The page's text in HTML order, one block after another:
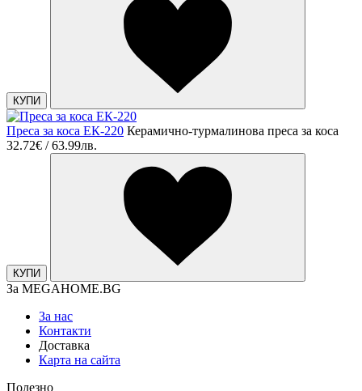
КУПИ
Преса за коса ЕК-220 Керамично-турмалинова преса за коса
32.72€ / 63.99лв.
КУПИ
За MEGAHOME.BG
За нас
Контакти
Доставка
Карта на сайта
Полезно